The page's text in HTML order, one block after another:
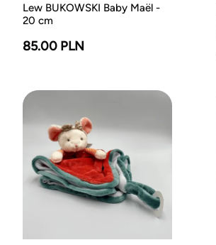
Lew BUKOWSKI Baby Maël -
20 cm
85.00 PLN